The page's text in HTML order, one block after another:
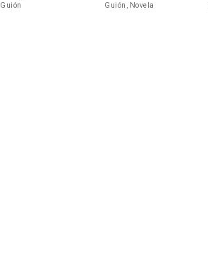
Guión Guión, Novela